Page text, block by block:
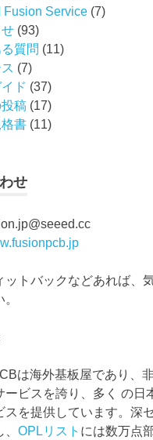
Fusion Service(7)
(93)
質問 (11)
(7)
ド (37)
稿(17)
書(11)
せ
ットバックなどあれば、
は海外基板屋であり、
ービスを誇り、多く の日
スを提供しています。深
OPLリスト には数万点